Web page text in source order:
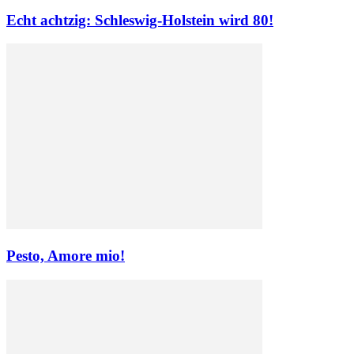
Echt achtzig: Schleswig-Holstein wird 80!
Pesto, Amore mio!